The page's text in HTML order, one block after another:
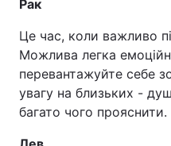
Рак
Це час, коли важливо
Можлива легка
перевантажуйте себе
увагу на близьких -
багато чого прояснити.